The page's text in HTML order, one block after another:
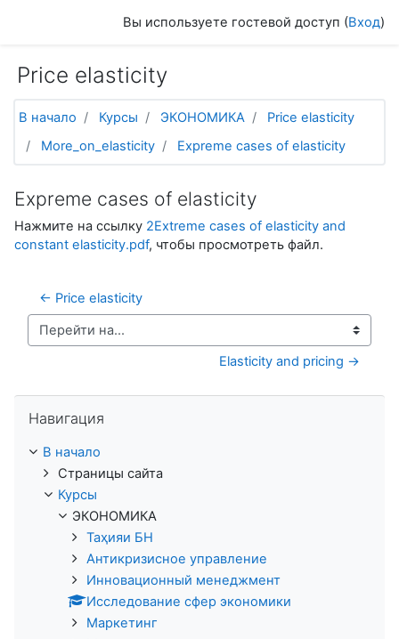
Вы используете гостевой доступ (Вход)
Price elasticity
В начало Курсы ЭКОНОМИКА
Price elasticity
More_on_elasticity
Expreme cases of elasticity
Expreme cases of elasticity
Нажмите на ссылку 2Extreme cases of elasticity and
constant elasticity.pdf, чтобы просмотреть файл.
← Price elasticity
Перейти на...
Elasticity and pricing →
Навигация
В начало
Страницы сайта
Курсы
ЭКОНОМИКА
Таҳияи БН
Антикризисное управление
Инновационный менеджмент
Исследование сфер экономики
Маркетинг